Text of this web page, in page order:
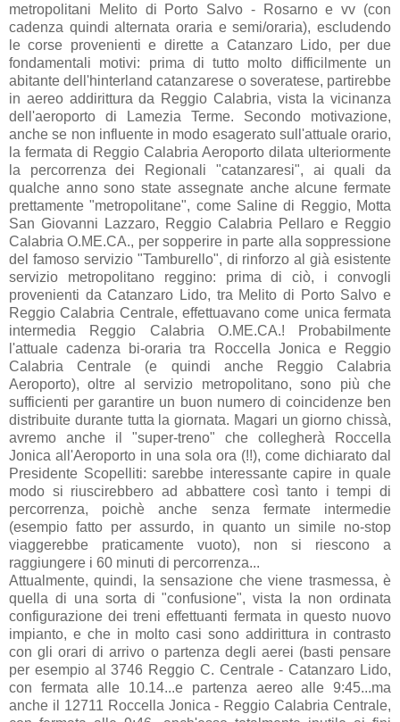
metropolitani Melito di Porto Salvo - Rosarno e vv (con
cadenza quindi alternata oraria e semi/oraria), escludendo
le corse provenienti e dirette a Catanzaro Lido, per due
fondamentali motivi: prima di tutto molto difficilmente un
abitante dell'hinterland catanzarese o soveratese, partirebbe
in aereo addirittura da Reggio Calabria, vista la vicinanza
dell'aeroporto di Lamezia Terme. Secondo motivazione,
anche se non influente in modo esagerato sull'attuale orario,
la fermata di Reggio Calabria Aeroporto dilata ulteriormente
la percorrenza dei Regionali "catanzaresi", ai quali da
qualche anno sono state assegnate anche alcune fermate
prettamente "metropolitane", come Saline di Reggio, Motta
San Giovanni Lazzaro, Reggio Calabria Pellaro e Reggio
Calabria O.ME.CA., per sopperire in parte alla soppressione
del famoso servizio "Tamburello", di rinforzo al già esistente
servizio metropolitano reggino: prima di ciò, i convogli
provenienti da Catanzaro Lido, tra Melito di Porto Salvo e
Reggio Calabria Centrale, effettuavano come unica fermata
intermedia Reggio Calabria O.ME.CA.! Probabilmente
l'attuale cadenza bi-oraria tra Roccella Jonica e Reggio
Calabria Centrale (e quindi anche Reggio Calabria
Aeroporto), oltre al servizio metropolitano, sono più che
sufficienti per garantire un buon numero di coincidenze ben
distribuite durante tutta la giornata. Magari un giorno chissà,
avremo anche il "super-treno" che collegherà Roccella
Jonica all'Aeroporto in una sola ora (!!), come dichiarato dal
Presidente Scopelliti: sarebbe interessante capire in quale
modo si riuscirebbero ad abbattere così tanto i tempi di
percorrenza, poichè anche senza fermate intermedie
(esempio fatto per assurdo, in quanto un simile no-stop
viaggerebbe praticamente vuoto), non si riescono a
raggiungere i 60 minuti di percorrenza...
Attualmente, quindi, la sensazione che viene trasmessa, è
quella di una sorta di "confusione", vista la non ordinata
configurazione dei treni effettuanti fermata in questo nuovo
impianto, e che in molto casi sono addirittura in contrasto
con gli orari di arrivo o partenza degli aerei (basti pensare
per esempio al 3746 Reggio C. Centrale - Catanzaro Lido,
con fermata alle 10.14...e partenza aereo alle 9:45...ma
anche il 12711 Roccella Jonica - Reggio Calabria Centrale,